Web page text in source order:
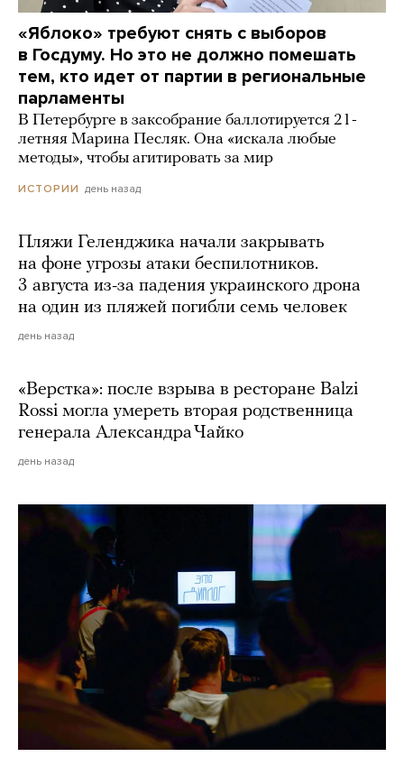
«Яблоко» требуют снять с выборов
в Госдуму. Но это не должно помешать
тем, кто идет от партии в региональные
парламенты
В Петербурге в заксобрание баллотируется 21-
летняя Марина Песляк. Она «искала любые
методы», чтобы агитировать за мир
ИСТОРИИ день назад
Пляжи Геленджика начали закрывать
на фоне угрозы атаки беспилотников.
3 августа из-за падения украинского дрона
на один из пляжей погибли семь человек
день назад
«Верстка»: после взрыва в ресторане Balzi
Rossi могла умереть вторая родственница
генерала Александра Чайко
день назад